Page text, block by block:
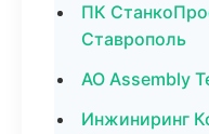
ПК
Ставрополь
АО Assembly
Инжиниринг